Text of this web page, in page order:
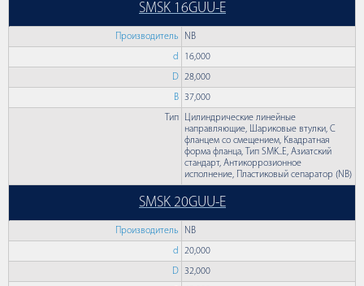
SMSK 16GUU-E
Производитель NB
d 16,000
D 28,000
B 37,000
Тип
Цилиндрические линейные
направляющие, Шариковые втулки, С
фланцем со смещением, Квадратная
форма фланца, Тип SMK..E, Азиатский
стандарт, Антикоррозионное
исполнение, Пластиковый сепаратор (NB)
SMSK 20GUU-E
Производитель NB
d 20,000
D 32,000